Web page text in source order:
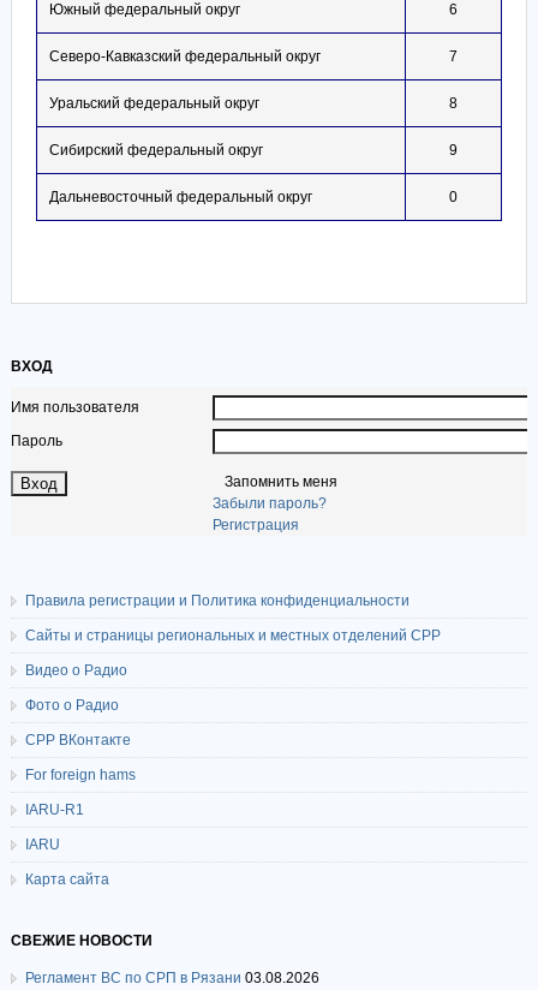
Южный федеральный округ 6
Северо-Кавказский федеральный округ 7
Уральский федеральный округ 8
Сибирский федеральный округ 9
Дальневосточный федеральный округ 0
ВХОД
Имя пользователя
Пароль
Запомнить меня
Забыли пароль?
Регистрация
Правила регистрации и Политика конфиденциальности
Сайты и страницы региональных и местных отделений СРР
Видео о Радио
Фото о Радио
СРР ВКонтакте
For foreign hams
IARU-R1
IARU
Карта сайта
СВЕЖИЕ НОВОСТИ
Регламент ВС по СРП в Рязани 03.08.2026